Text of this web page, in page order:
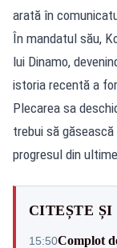
arată în
În mandatul său,
lui Dinamo,
istoria recentă a
Plecarea sa
trebui să
progresul din
CITEȘTE ȘI
15:50Complot